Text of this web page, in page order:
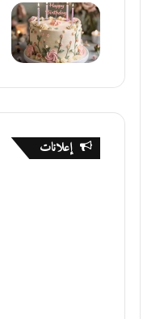
إعلانات